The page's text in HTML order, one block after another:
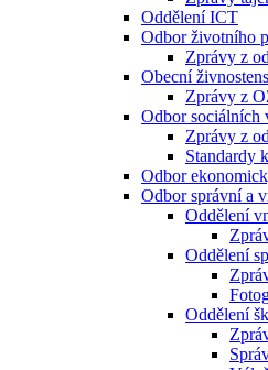
Oddělení ICT
Odbor životního
Zprávy z
Obecní
Zprávy z
Odbor sociálních
Zprávy z
Standardy
Odbor
Odbor správní a
Oddělení
Oddělení
Oddělení